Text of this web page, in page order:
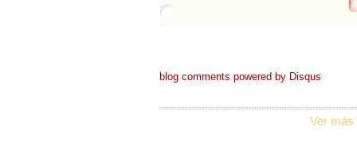
blog comments powered by Disqus
Ver más